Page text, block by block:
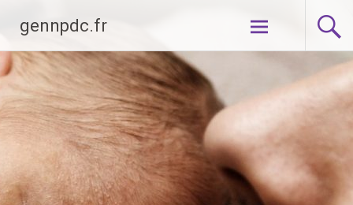
contenu
principal
gennpdc.fr